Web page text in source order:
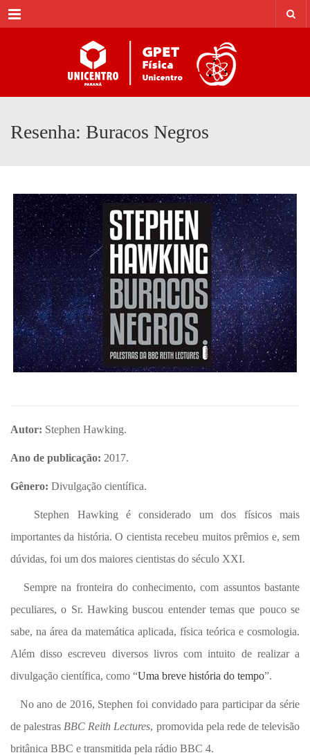
Menu
Resenha: Buracos Negros
Autor: Stephen Hawking.
Ano de publicação: 2017.
Gênero: Divulgação científica.
Stephen Hawking é considerado um dos físicos mais
importantes da história. O cientista recebeu muitos prêmios e, sem
dúvidas, foi um dos maiores cientistas do século XXI.
Sempre na fronteira do conhecimento, com assuntos bastante
peculiares, o Sr. Hawking buscou entender temas que pouco se
sabe, na área da matemática aplicada, física teórica e cosmologia.
Além disso escreveu diversos livros com intuito de realizar a
divulgação científica, como “Uma breve história do tempo”.
No ano de 2016, Stephen foi convidado para participar da série
de palestras BBC Reith Lectures, promovida pela rede de televisão
britânica BBC e transmitida pela rádio BBC 4.